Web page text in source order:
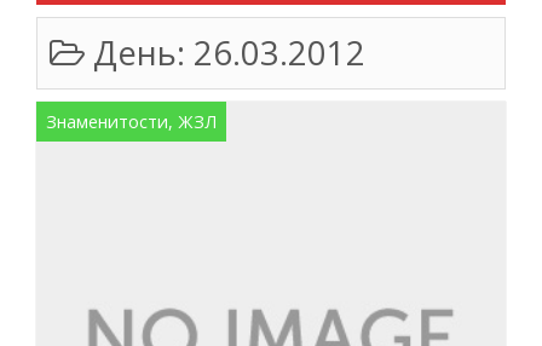
День: 26.03.2012
Знаменитости, ЖЗЛ